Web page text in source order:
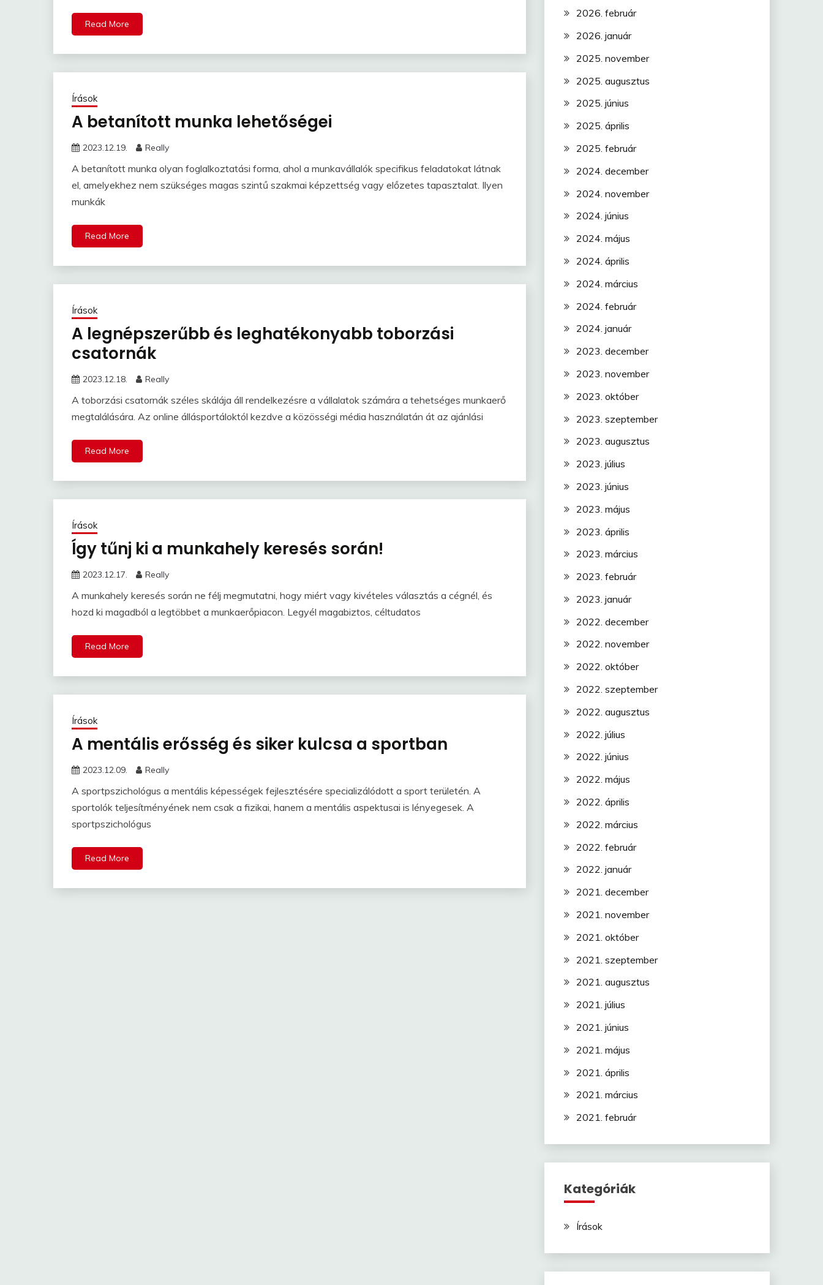
Read More
Írások
A betanított munka lehetőségei
2023.12.19. Really
A betanított munka olyan foglalkoztatási forma, ahol a munkavállalók specifikus feladatokat látnak
el, amelyekhez nem szükséges magas szintű szakmai képzettség vagy előzetes tapasztalat. Ilyen
munkák
Read More
Írások
A legnépszerűbb és leghatékonyabb toborzási
csatornák
2023.12.18. Really
A toborzási csatornák széles skálája áll rendelkezésre a vállalatok számára a tehetséges munkaerő
megtalálására. Az online állásportáloktól kezdve a közösségi média használatán át az ajánlási
Read More
Írások
Így tűnj ki a munkahely keresés során!
2023.12.17. Really
A munkahely keresés során ne félj megmutatni, hogy miért vagy kivételes választás a cégnél, és
hozd ki magadból a legtöbbet a munkaerőpiacon. Legyél magabiztos, céltudatos
Read More
Írások
A mentális erősség és siker kulcsa a sportban
2023.12.09. Really
A sportpszichológus a mentális képességek fejlesztésére specializálódott a sport területén. A
sportolók teljesítményének nem csak a fizikai, hanem a mentális aspektusai is lényegesek. A
sportpszichológus
Read More
2026. február
2026. január
2025. november
2025. augusztus
2025. június
2025. április
2025. február
2024. december
2024. november
2024. június
2024. május
2024. április
2024. március
2024. február
2024. január
2023. december
2023. november
2023. október
2023. szeptember
2023. augusztus
2023. július
2023. június
2023. május
2023. április
2023. március
2023. február
2023. január
2022. december
2022. november
2022. október
2022. szeptember
2022. augusztus
2022. július
2022. június
2022. május
2022. április
2022. március
2022. február
2022. január
2021. december
2021. november
2021. október
2021. szeptember
2021. augusztus
2021. július
2021. június
2021. május
2021. április
2021. március
2021. február
Kategóriák
Írások